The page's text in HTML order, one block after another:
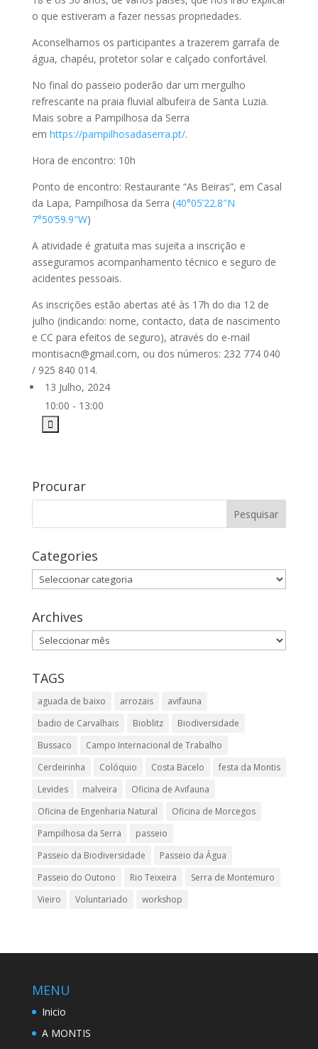
o que estiveram a fazer nessas propriedades.
Aconselhamos os participantes a trazerem garrafa de
água, chapéu, protetor solar e calçado confortável.
No final do passeio poderão dar um mergulho
refrescante na praia fluvial albufeira de Santa Luzia.
Mais sobre a Pampilhosa da Serra
em https://pampilhosadaserra.pt/.
Hora de encontro: 10h
Ponto de encontro: Restaurante “As Beiras”, em Casal
da Lapa, Pampilhosa da Serra (40°05’22.8″N
7°50’59.9″W)
A atividade é gratuita mas sujeita a inscrição e
asseguramos acompanhamento técnico e seguro de
acidentes pessoais.
As inscrições estão abertas até às 17h do dia 12 de
julho (indicando: nome, contacto, data de nascimento
e CC para efeitos de seguro), através do e-mail
montisacn@gmail.com, ou dos números: 232 774 040
/ 925 840 014.
13 Julho, 2024
10:00 - 13:00
Procurar
Categories
Categories
Archives
Archives
TAGS
aguada de baixo arrozais
avifauna
badio de Carvalhais
Bioblitz
Biodiversidade
Bussaco
Campo Internacional de Trabalho
Cerdeirinha
Colóquio Costa Bacelo
festa da Montis
Levides
malveira
Oficina de Avifauna
Oficina de Engenharia Natural
Oficina de Morcegos
Pampilhosa da Serra
passeio
Passeio da Biodiversidade
Passeio da Água
Passeio do Outono
Rio Teixeira
Serra de Montemuro
Vieiro
Voluntariado workshop
MENU
Inicio
A MONTIS